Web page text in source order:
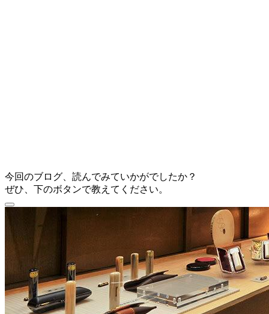
今回のブログ、読んでみていかがでしたか？
ぜひ、下のボタンで教えてください。